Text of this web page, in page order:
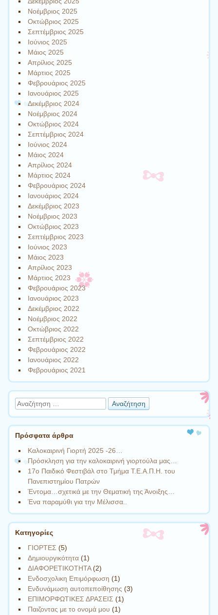
Νοέμβριος 2025
Οκτώβριος 2025
Σεπτέμβριος 2025
Ιούνιος 2025
Μάιος 2025
Απρίλιος 2025
Μάρτιος 2025
Φεβρουάριος 2025
Ιανουάριος 2025
Δεκέμβριος 2024
Νοέμβριος 2024
Οκτώβριος 2024
Σεπτέμβριος 2024
Ιούνιος 2024
Μάιος 2024
Απρίλιος 2024
Μάρτιος 2024
Φεβρουάριος 2024
Ιανουάριος 2024
Δεκέμβριος 2023
Νοέμβριος 2023
Οκτώβριος 2023
Σεπτέμβριος 2023
Ιούνιος 2023
Μάιος 2023
Απρίλιος 2023
Μάρτιος 2023
Φεβρουάριος 2023
Ιανουάριος 2023
Δεκέμβριος 2022
Νοέμβριος 2022
Οκτώβριος 2022
Σεπτέμβριος 2022
Φεβρουάριος 2022
Ιανουάριος 2022
Φεβρουάριος 2021
Αναζήτηση
Πρόσφατα άρθρα
Καλοκαιρινή Γιορτή 2025 -26…
Πρόσκληση για την καλοκαιρινή γιορτούλα μας…
17ο Παιδικό Φεστιβάλ στο Τμήμα Τ.Ε.Α.Π.Η. του
Πανεπιστημίου Πατρών
Έντομα…σχετικά με την Θεματική της Άνοιξης…
Ένα παραμύθι για την Μέλισσα..
Kατηγορίες
ΓΙΟΡΤΕΣ (5)
Δημιουργικότητα (1)
ΔΙΑΦΟΡΕΤΙΚΟΤΗΤΑ(2)
Ενδοσχολικη Επιμόρφωση (1)
Ενδυνάμωση αυτοπεποίθησης (3)
ΕΠΙΜΟΡΦΩΤΙΚΕΣ ΔΡΑΣΕΙΣ (1)
Παιζοντας με το ονομά μου (1)